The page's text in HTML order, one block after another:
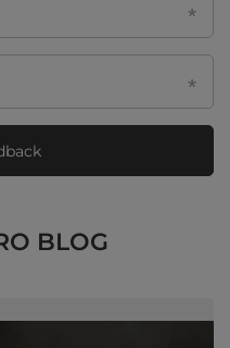
BLOG